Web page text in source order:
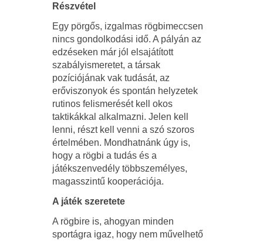
Részvétel
Egy pörgős, izgalmas rögbimeccsen
nincs gondolkodási idő. A pályán az
edzéseken már jól elsajátított
szabályismeretet, a társak
pozíciójának vak tudását, az
erőviszonyok és spontán helyzetek
rutinos felismerését kell okos
taktikákkal alkalmazni. Jelen kell
lenni, részt kell venni a szó szoros
értelmében. Mondhatnánk úgy is,
hogy a rögbi a tudás és a
játékszenvedély többszemélyes,
magasszintű kooperációja.
A játék szeretete
A rögbire is, ahogyan minden
sportágra igaz, hogy nem művelhető